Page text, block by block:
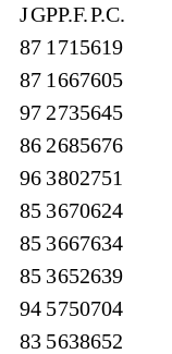
JGPP.F.P.C.
87 1 715619
87 1667605
97 2735645
86 2685676
96 3802751
85 3670624
85 3667634
85 3652639
94 5750704
83 5638652